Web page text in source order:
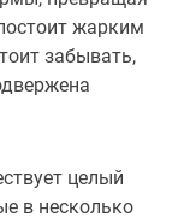
жарким
забывать,
целый
в несколько